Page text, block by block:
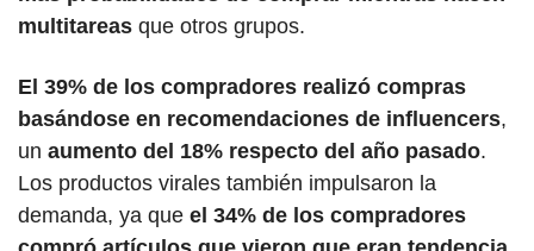
multitareas que otros grupos.
El 39% de los compradores realizó compras
basándose en recomendaciones de influencers,
un aumento del 18% respecto del año pasado.
Los productos virales también impulsaron la
demanda, ya que el 34% de los compradores